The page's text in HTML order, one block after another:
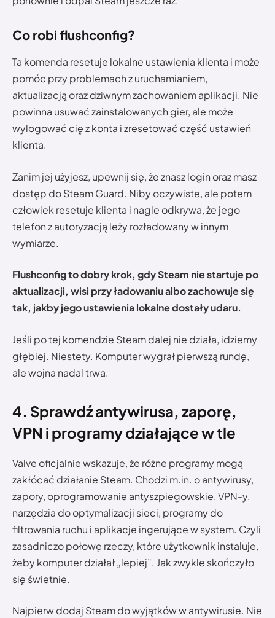
Co robi flushconfig?
Ta komenda resetuje lokalne ustawienia klienta i może
pomóc przy problemach z uruchamianiem,
aktualizacją oraz dziwnym zachowaniem aplikacji. Nie
powinna usuwać zainstalowanych gier, ale może
wylogować cię z konta i zresetować część ustawień
klienta.
Zanim jej użyjesz, upewnij się, że znasz login oraz masz
dostęp do Steam Guard. Niby oczywiste, ale potem
człowiek resetuje klienta i nagle odkrywa, że jego
telefon z autoryzacją leży rozładowany w innym
wymiarze.
Flushconfig to dobry krok, gdy Steam nie startuje po
aktualizacji, wisi przy ładowaniu albo zachowuje się
tak, jakby jego ustawienia lokalne dostały udaru.
Jeśli po tej komendzie Steam dalej nie działa, idziemy
głębiej. Niestety. Komputer wygrał pierwszą rundę,
ale wojna nadal trwa.
4. Sprawdź antywirusa, zaporę,
VPN i programy działające w tle
Valve oficjalnie wskazuje, że różne programy mogą
zakłócać działanie Steam. Chodzi m.in. o antywirusy,
zapory, oprogramowanie antyszpiegowskie, VPN-y,
narzędzia do optymalizacji sieci, programy do
filtrowania ruchu i aplikacje ingerujące w system. Czyli
zasadniczo połowę rzeczy, które użytkownik instaluje,
żeby komputer działał „lepiej”. Jak zwykle skończyło
się świetnie.
Najpierw dodaj Steam do wyjątków w antywirusie. Nie